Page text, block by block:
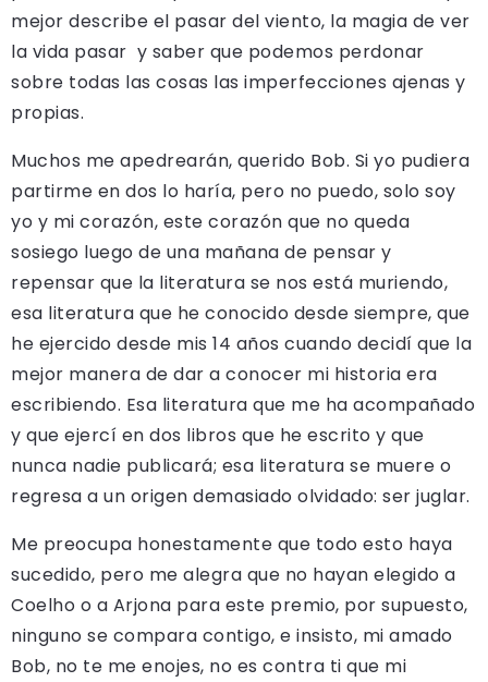
mejor describe el pasar del viento, la magia de ver
la vida pasar y saber que podemos perdonar
sobre todas las cosas las imperfecciones ajenas y
propias.
Muchos me apedrearán, querido Bob. Si yo pudiera
partirme en dos lo haría, pero no puedo, solo soy
yo y mi corazón, este corazón que no queda
sosiego luego de una mañana de pensar y
repensar que la literatura se nos está muriendo,
esa literatura que he conocido desde siempre, que
he ejercido desde mis 14 años cuando decidí que la
mejor manera de dar a conocer mi historia era
escribiendo. Esa literatura que me ha acompañado
y que ejercí en dos libros que he escrito y que
nunca nadie publicará; esa literatura se muere o
regresa a un origen demasiado olvidado: ser juglar.
Me preocupa honestamente que todo esto haya
sucedido, pero me alegra que no hayan elegido a
Coelho o a Arjona para este premio, por supuesto,
ninguno se compara contigo, e insisto, mi amado
Bob, no te me enojes, no es contra ti que mi